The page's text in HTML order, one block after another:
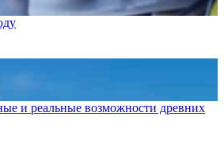
и реальные возможности древних